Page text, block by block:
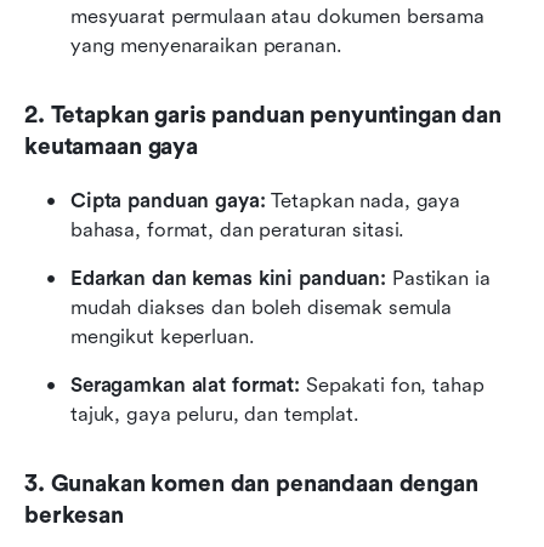
mesyuarat permulaan atau dokumen bersama
yang menyenaraikan peranan.
2. Tetapkan garis panduan penyuntingan dan
keutamaan gaya
Cipta panduan gaya: Tetapkan nada, gaya
bahasa, format, dan peraturan sitasi.
Edarkan dan kemas kini panduan: Pastikan ia
mudah diakses dan boleh disemak semula
mengikut keperluan.
Seragamkan alat format: Sepakati fon, tahap
tajuk, gaya peluru, dan templat.
3. Gunakan komen dan penandaan dengan
berkesan